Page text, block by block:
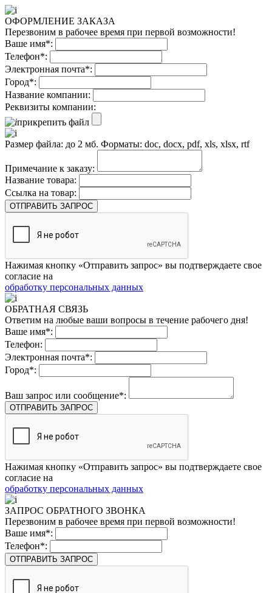
ОФОРМЛЕНИЕ ЗАКАЗА
Перезвоним в рабочее время при первой возможности!
Ваше имя*:
Телефон*:
Электронная почта*:
Город*:
Название компании:
Реквизиты компании:
прикрепить файл
Размер файла: до 2 мб. Форматы: doc, docx, pdf, xls, xlsx, rtf
Примечание к заказу:
Название товара:
Ссылка на товар:
ОТПРАВИТЬ ЗАПРОС
Нажимая кнопку «Отправить запрос» вы подтверждаете свое
согласие на
обработку персональных данных
ОБРАТНАЯ СВЯЗЬ
Ответим на любые ваши вопросы в течение рабочего дня!
Ваше имя*:
Телефон:
Электронная почта*:
Город*:
Ваш запрос или сообщение*:
ОТПРАВИТЬ ЗАПРОС
Нажимая кнопку «Отправить запрос» вы подтверждаете свое
согласие на
обработку персональных данных
ЗАПРОС ОБРАТНОГО ЗВОНКА
Перезвоним в рабочее время при первой возможности!
Ваше имя*:
Телефон*:
ОТПРАВИТЬ ЗАПРОС